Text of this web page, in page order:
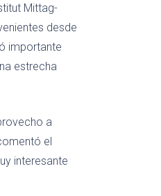
Mittag-
desde
importante
estrecha
a
el
interesante